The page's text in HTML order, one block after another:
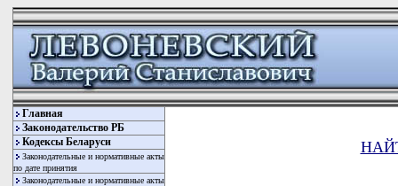
Главная
Законодательство РБ
Кодексы Беларуси
Законодательные и нормативные акты
по дате принятия
Законодательные и нормативные акты